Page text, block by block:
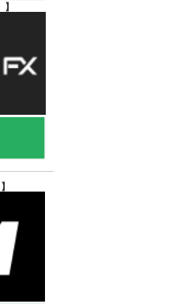
】
】